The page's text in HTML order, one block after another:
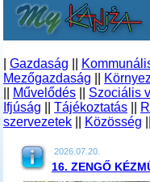
Gazdaság
Mezőgazdaság
Művelődés Szociális
Ifjúság
Tájékoztatás
szervezetek
Közösség
2026.07.20.
16. ZENGŐ